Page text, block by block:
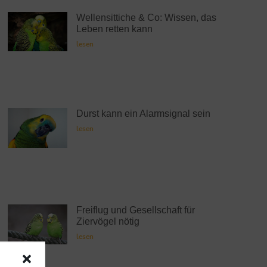
Wellensittiche & Co: Wissen, das
Leben retten kann
lesen
Durst kann ein Alarmsignal sein
lesen
Freiflug und Gesellschaft für
Ziervögel nötig
lesen